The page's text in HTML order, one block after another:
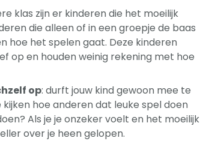
klas zijn er kinderen die het moeilijk
die alleen of in een groepje de baas
hoe het spelen gaat. Deze kinderen
op en houden weinig rekening met hoe
op: durft jouw kind gewoon mee te
hoe anderen dat leuke spel doen
Als je je onzeker voelt en het moeilijk
over je heen gelopen.